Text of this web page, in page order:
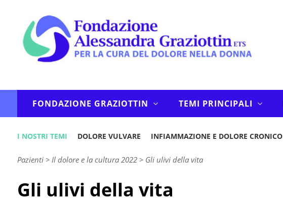
FONDAZIONE GRAZIOTTIN TEMI PRINCIPALI
I NOSTRI TEMI DOLORE VULVARE INFIAMMAZIONE E DOLORE CRONICO
Pazienti> Il dolore e la cultura 2022 > Gli ulivi della vita
Gli ulivi della vita